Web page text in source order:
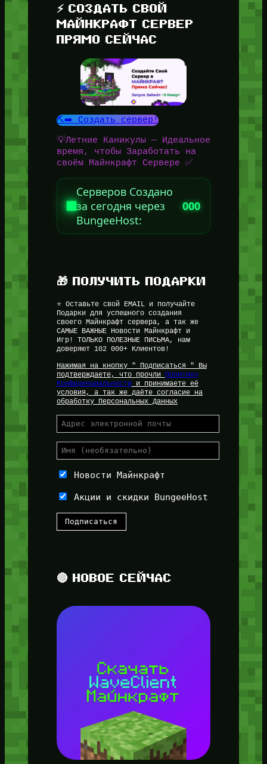
⚡ СОЗДАТЬ СВОЙ
МАЙНКРАФТ СЕРВЕР
ПРЯМО СЕЙЧАС
⛏️➡️ Создать сервер!
💡Летние Каникулы — Идеальное
время, чтобы Заработать на
своём Майнкрафт Сервере ✅
Серверов Создано
за сегодня через
BungeeHost:
000
🎁 ПОЛУЧИТЬ ПОДАРКИ
⭐ Оставьте свой EMAIL и получайте
Подарки для успешного создания
своего Майнкрафт сервера, а так же
САМЫЕ ВАЖНЫЕ Новости Майнкрафт и
Игр! ТОЛЬКО ПОЛЕЗНЫЕ ПИСЬМА, нам
доверяют 102 000+ Клиентов!
Нажимая на кнопку " Подписаться " Вы
подтверждаете, что прочли Политику
Конфиденциальностии принимаете её
условия, а так же даёте согласие на
обработку Персональных Данных
Новости Майнкрафт
Акции и скидки BungeeHost
🔴 НОВОЕ СЕЙЧАС